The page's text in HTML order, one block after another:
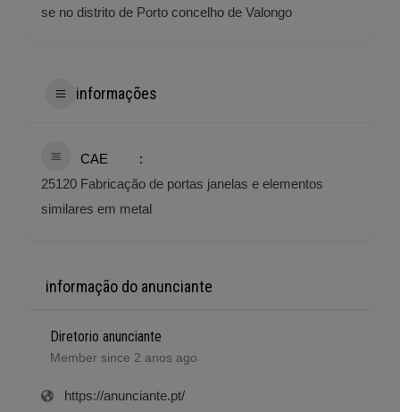
se no distrito de Porto concelho de Valongo
informações
CAE
25120 Fabricação de portas janelas e elementos
similares em metal
informação do anunciante
Diretorio anunciante
Member since 2 anos ago
https://anunciante.pt/